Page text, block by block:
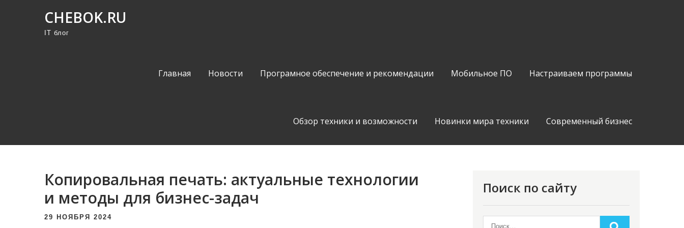
CHEBOK.RU
IT блог
Главная Новости Програмное обеспечение и рекомендации Мобильное ПО Настраиваем программы
Обзор техники и возможности Новинки мира техники Современный бизнес
Копировальная печать: актуальные технологии
и методы для бизнес-задач
29 НОЯБРЯ 2024
Поиск по сайту